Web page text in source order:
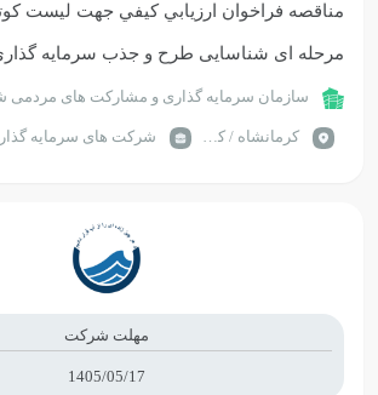
مناقصه فراخوان ارزيابي کيفي جهت لیست
مرحله ای شناسایی طرح و جذب سرمایه
میلاد سازمان سرمایه گذاری و مشارکت های مردمی
كرمانشاه / کرمانشاه شرکت های سرمایه گذاری و تامین
مهلت شرکت
1405/05/17